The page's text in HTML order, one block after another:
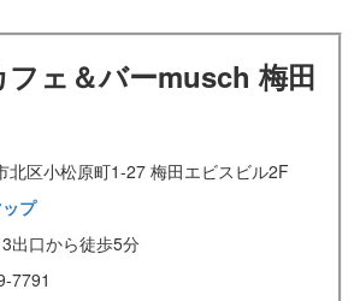
フェ＆バーmusch 梅田
北区小松原町1-27 梅田エビスビル2F
プ
出口から徒歩5分
7791